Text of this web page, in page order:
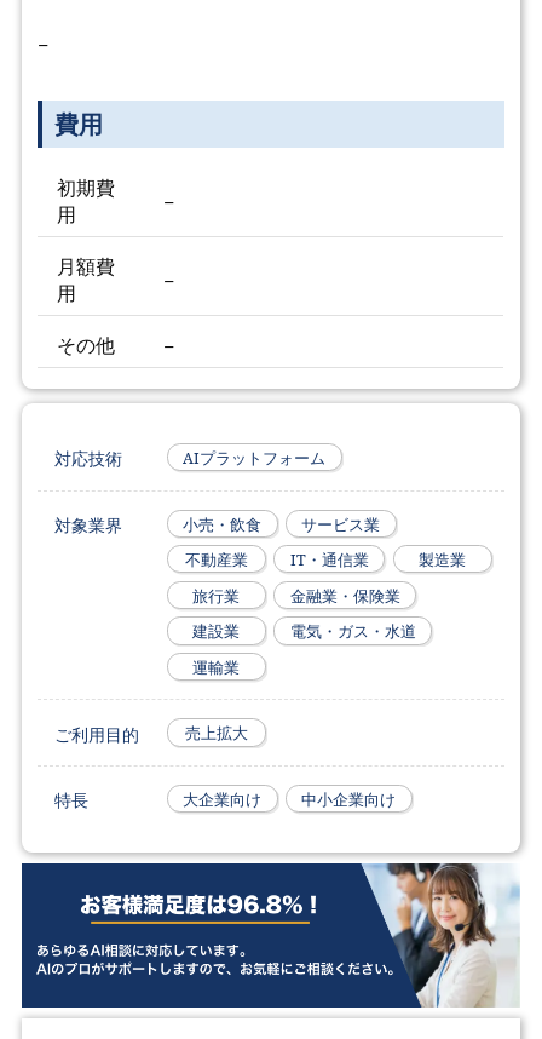
−
費用
初期費
用
−
月額費
用
−
その他 −
対応技術 AIプラットフォーム
対象業界 小売・飲食
サービス業
不動産業
IT・通信業
製造業
旅行業
金融業・保険業
建設業
電気・ガス・水道
運輸業
ご利用目的 売上拡大
特長 大企業向け 中小企業向け